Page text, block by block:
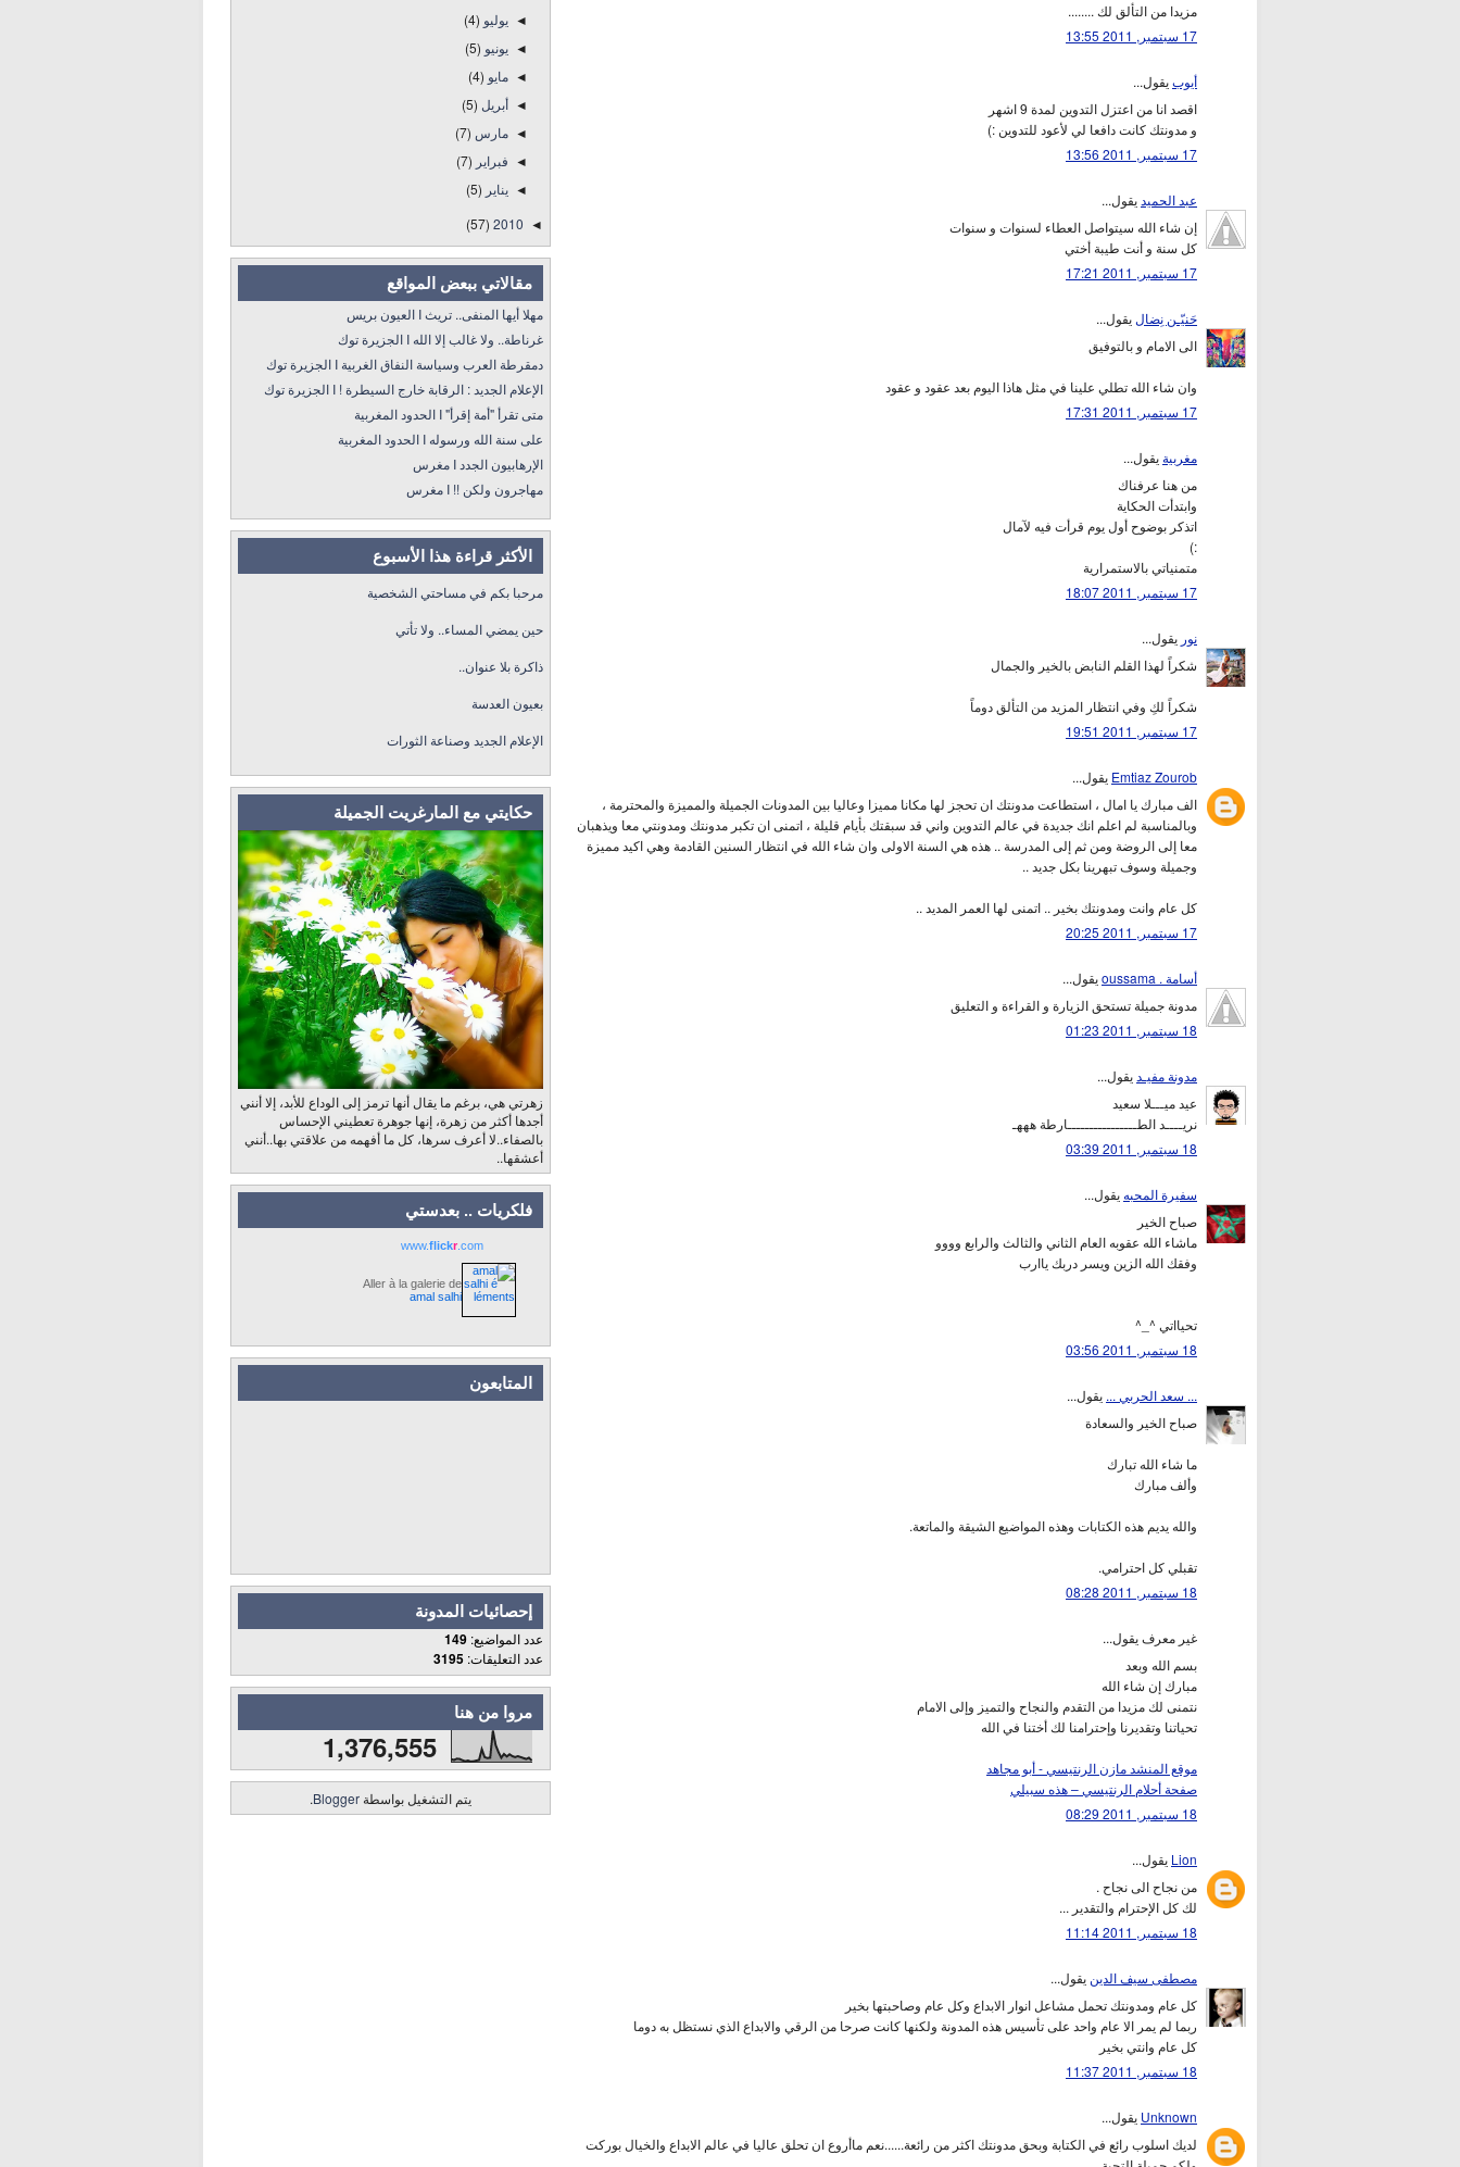
مزيدا من التألق لك ........
17 سبتمبر, 2011 13:55
أيوبيقول...
اقصد انا من اعتزل التدوين لمدة 9 اشهر
و مدونتك كانت دافعا لي لأعود للتدوين :)
17 سبتمبر, 2011 13:56
عبد الحميد يقول...
إن شاء الله سيتواصل العطاء لسنوات و سنوات
كل سنة و أنت طيبة أختي
17 سبتمبر, 2011 17:21
حَنيّـن نِضال يقول...
الى الامام و بالتوفيق
وان شاء الله تطلي علينا في مثل هاذا اليوم بعد عقود و عقود
17 سبتمبر, 2011 17:31
مغربيةيقول...
من هنا عرفناك
وابتدأت الحكاية
اتذكر بوضوح أول يوم قرأت فيه لآمال
:)
متمنياتي بالاستمرارية
17 سبتمبر, 2011 18:07
نور يقول...
شكراً لهذا القلم النابض بالخير والجمال
شكراً لكِ وفي انتظار المزيد من التألق دوماً
17 سبتمبر, 2011 19:51
Emtiaz Zourob يقول...
الف مبارك يا امال ، استطاعت مدونتك ان تحجز لها مكانا مميزا وعاليا بين المدونات الجميلة والمميزة والمحترمة ،
وبالمناسبة لم اعلم انك جديدة في عالم التدوين واني قد سبقتك بأيام قليلة ، اتمنى ان تكبر مدونتك ومدونتي معا ويذهبان
معا إلى الروضة ومن ثم إلى المدرسة .. هذه هي السنة الاولى وان شاء الله في انتظار السنين القادمة وهي اكيد مميزة
وجميلة وسوف تبهرينا بكل جديد ..
كل عام وانت ومدونتك بخير .. اتمنى لها العمر المديد ..
17 سبتمبر, 2011 20:25
أسامة . oussama
يقول...
مدونة جميلة تستحق الزيارة و القراءة و التعليق
18 سبتمبر, 2011 01:23
مدونة مفيـد يقول...
عيد ميـــلا سعيد
نريــــد الطــــــــــــــــارطة هههـ
18 سبتمبر, 2011 03:39
سفيرة المحبهيقول...
صباح الخير
ماشاء الله عقوبه العام الثاني والثالث والرابع وووو
وفقك الله الزين ويسر دربك ياارب
تحيااتي ^_^
18 سبتمبر, 2011 03:56
... سعد الحربي ... يقول...
صباح الخير والسعادة
ما شاء الله تبارك
وألف مبارك
والله يديم هذه الكتابات وهذه المواضيع الشيقة والماتعة.
تقبلي كل احترامي.
18 سبتمبر, 2011 08:28
غير معرف يقول...
بسم الله وبعد
مبارك إن شاء الله
نتمنى لك مزيدا من التقدم والنجاح والتميز وإلى الامام
تحياتنا وتقديرنا وإحترامنا لك أختنا في الله
موقع المنشد مازن الرنتيسي - أبو مجاهد
صفحة أحلام الرنتيسي – هذه سبيلي
18 سبتمبر, 2011 08:29
Lion يقول...
من نجاح الى نجاح .
لك كل الإحترام والتقدير ...
18 سبتمبر, 2011 11:14
مصطفى سيف الدين يقول...
كل عام ومدونتك تحمل مشاعل انوار الابداع وكل عام وصاحبتها بخير
ربما لم يمر الا عام واحد على تأسيس هذه المدونة ولكنها كانت صرحا من الرقي والابداع الذي نستظل به دوما
كل عام وانتي بخير
18 سبتمبر, 2011 11:37
Unknown يقول...
لديك اسلوب رائع في الكتابة وبحق مدونتك اكثر من رائعة......نعم ماأروع ان تحلق عاليا في عالم الابداع والخيال بوركت
◄يوليو (4)
◄يونيو (5)
◄مايو (4)
◄ أبريل (5)
◄مارس (7)
◄ فبراير (7)
◄يناير (5)
◄
2010
(57)
مقالاتي ببعض المواقع
مهلا أيها المنفى.. تريث I العيون بريس
غرناطة.. ولا غالب إلا الله I الجزيرة توك
دمقرطة العرب وسياسة النفاق الغربية I الجزيرة توك
الإعلام الجديد : الرقابة خارج السيطرة ! I الجزيرة توك
متى تقرأ "أمة إقرأ" I الحدود المغربية
على سنة الله ورسوله I الحدود المغربية
الإرهابيون الجدد I مغرس
مهاجرون ولكن !! I مغرس
الأكثر قراءة هذا الأسبوع
مرحبا بكم في مساحتي الشخصية
حين يمضي المساء.. ولا تأتي
ذاكرة بلا عنوان..
بعيون العدسة
الإعلام الجديد وصناعة الثورات
حكايتي مع المارغريت الجميلة
زهرتي هي، برغم ما يقال أنها ترمز إلى الوداع للأبد، إلا أنني
أجدها أكثر من زهرة، إنها جوهرة تعطيني الإحساس
بالصفاء..لا أعرف سرها، كل ما أفهمه من علاقتي بها..أنني
أعشقها..
فلكريات .. بعدستي
www.flickr .com
Aller à la galerie de
amal salhi
المتابعون
إحصائيات المدونة
عدد المواضيع: 149
عدد التعليقات: 3195
مروا من هنا
1,376,555
يتم التشغيل بواسطة Blogger
.